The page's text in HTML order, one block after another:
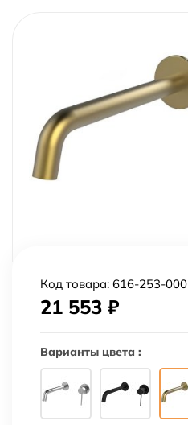
Код товара: 616-253-000
21 553 ₽
Варианты цвета :